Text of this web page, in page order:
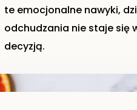
te emocjonalne nawyki,
odchudzania nie staje się
decyzją.